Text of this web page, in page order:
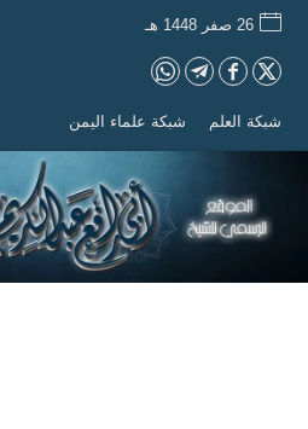
26 صفر 1448 هـ
شبكة العلم شبكة علماء اليمن